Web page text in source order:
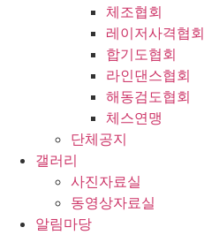
체조협회
레이저사격협회
합기도협회
라인댄스협회
해동검도협회
체스연맹
단체공지
갤러리
사진자료실
동영상자료실
알림마당